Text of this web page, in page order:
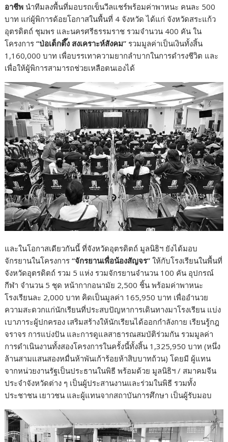
อาชีพ นำทีมลงพื้นที่มอบรถเข็นวีลแชร์พร้อมค่าพาหนะ คนละ 500
บาท แก่ผู้พิการด้อยโอกาสในพื้นที่ 4 จังหวัด ได้แก่ จังหวัดสระแก้ว
อุตรดิตถ์ ชุมพร และนครศรีธรรมราช รวมจำนวน 400 คัน ใน
โครงการ“ป่อเต็กตึ๊ง สงเคราะห์สังคม” รวมมูลค่าเป็นเงินทั้งสิ้น
1,160,000 บาท เพื่อบรรเทาความยากลำบากในการดำรงชีวิต และ
เพื่อให้ผู้พิการสามารถช่วยเหลือตนเองได้
และในโอกาสเดียวกันนี้ ที่จังหวัดอุตรดิตถ์ มูลนิธิฯ ยังได้มอบ
จักรยานในโครงการ“จักรยานเพื่อน้องสัญจร” ให้กับโรงเรียนในพื้นที่
จังหวัดอุตรดิตถ์ รวม 5 แห่ง รวมจักรยานจำนวน 100 คัน อุปกรณ์
กีฬา จำนวน 5 ชุด หน้ากากอนามัย 2,500 ชิ้น พร้อมค่าพาหนะ
โรงเรียนละ 2,000 บาท คิดเป็นมูลค่า 165,950 บาท เพื่ออำนวย
ความสะดวกแก่นักเรียนที่ประสบปัญหาการเดินทางมาโรงเรียน แบ่ง
เบาภาระผู้ปกครอง เสริมสร้างให้นักเรียนได้ออกกำลังกาย เรียนรู้กฎ
จราจร การแบ่งปัน และการดูแลสาธารณสมบัติร่วมกัน รวมมูลค่า
การดำเนินงานทั้งสองโครงการในครั้งนี้ทั้งสิ้น 1,325,950 บาท (หนึ่ง
ล้านสามแสนสองหมื่นห้าพันเก้าร้อยห้าสิบบาทถ้วน) โดยมี ผู้แทน
จากหน่วยงานรัฐเป็นประธานในพิธี พร้อมด้วย มูลนิธิฯ / สมาคมจีน
ประจำจังหวัดต่าง ๆ เป็นผู้ประสานงานและร่วมในพิธี รวมทั้ง
ประชาชน เยาวชน และผู้แทนจากสถาบันการศึกษา เป็นผู้รับมอบ